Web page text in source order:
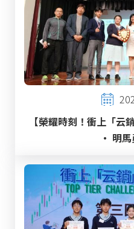
【榮耀時刻！衝上「云
‧ 明